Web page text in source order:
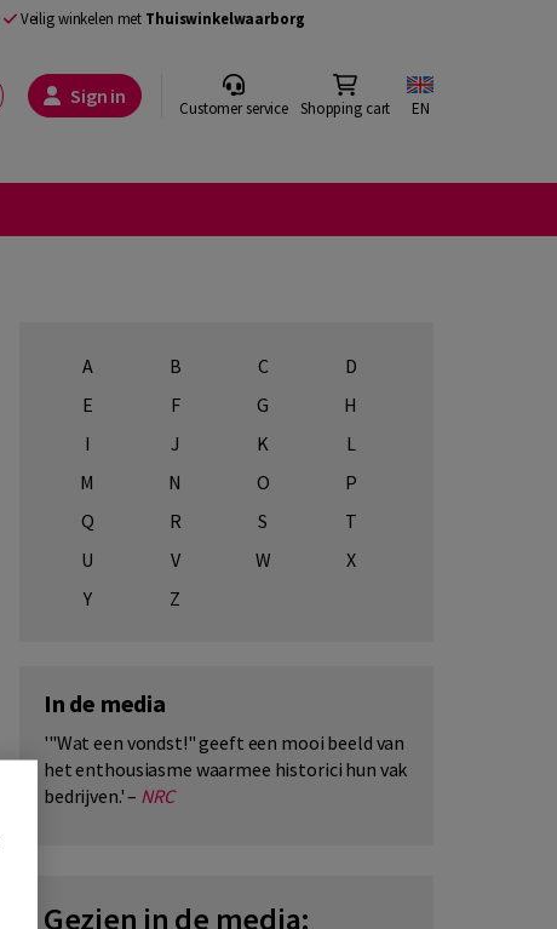
Veilig winkelen met Thuiswinkelwaarborg
Sign in Customer service Shopping cart EN
A B C
D
E
F G
H
I
J K
L
M
N O
P
Q
R S
T
U
V W
X
Y
Z
In de media
'"Wat een vondst!" geeft een mooi beeld van
het enthousiasme waarmee historici hun vak
bedrijven.' – NRC
Gezien in de media: